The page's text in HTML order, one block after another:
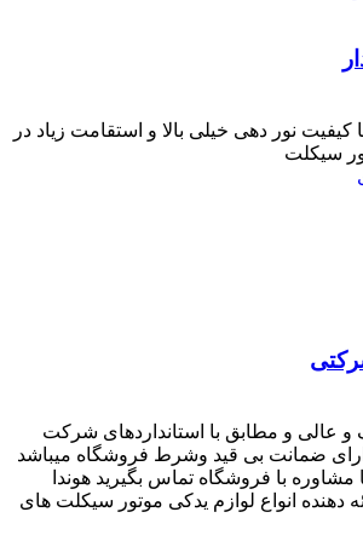
نور دهی خیلی بالا و استقامت زیاد در
سیکلت
و عالی و مطابق با استانداردهای شرکت
ضمانت بی قید وشرط فروشگاه میباشد
با فروشگاه تماس بگیرید هوندا
دهنده انواع لوازم یدکی موتور سیکلت های